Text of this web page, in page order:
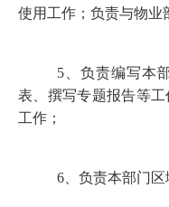
使用工作；负责与物业
5、负责编写本
表、撰写专题报告等
工作；
6、负责本部门区